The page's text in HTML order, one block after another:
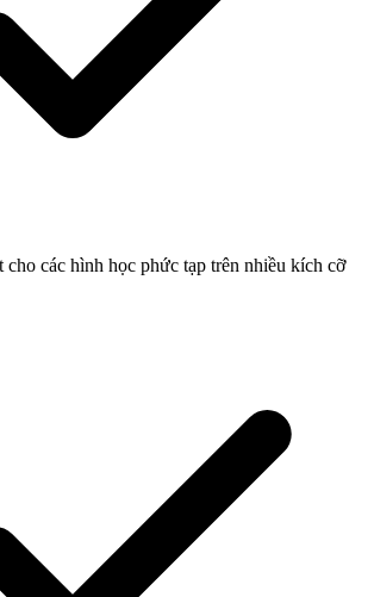
cho các hình học phức tạp trên nhiều kích cỡ